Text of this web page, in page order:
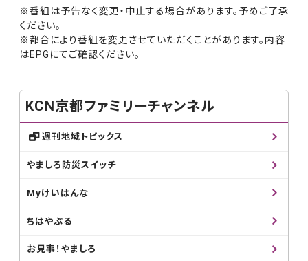
※番組は予告なく変更・中止する場合があります。予めご了承
ください。
※都合により番組を変更させていただくことがあります。内容
はEPGにてご確認ください。
KCN京都ファミリーチャンネル
週刊地域トピックス
やましろ防災スイッチ
Myけいはんな
ちはやぶる
お見事！やましろ